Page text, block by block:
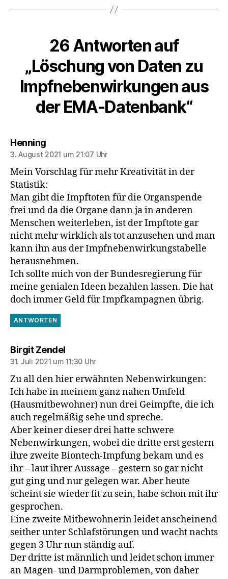
26 Antworten auf
„Löschung von Daten zu
Impfnebenwirkungen aus
der EMA-Datenbank“
Henningsagt:
3. August 2021 um 21:07 Uhr
Mein Vorschlag für mehr Kreativität in der
Statistik:
Man gibt die Impftoten für die Organspende
frei und da die Organe dann ja in anderen
Menschen weiterleben, ist der Impftote gar
nicht mehr wirklich als tot anzusehen und man
kann ihn aus der Impfnebenwirkungstabelle
herausnehmen.
Ich sollte mich von der Bundesregierung für
meine genialen Ideen bezahlen lassen. Die hat
doch immer Geld für Impfkampagnen übrig.
ANTWORTEN
Birgit Zendelsagt:
31. Juli 2021 um 11:30 Uhr
Zu all den hier erwähnten Nebenwirkungen:
Ich habe in meinem ganz nahen Umfeld
(Hausmitbewohner) nun drei Geimpfte, die ich
auch regelmäßig sehe und spreche.
Aber keiner dieser drei hatte schwere
Nebenwirkungen, wobei die dritte erst gestern
ihre zweite Biontech-Impfung bekam und es
ihr – laut ihrer Aussage – gestern so gar nicht
gut ging und nur gelegen war. Aber heute
scheint sie wieder fit zu sein, habe schon mit ihr
gesprochen.
Eine zweite Mitbewohnerin leidet anscheinend
seither unter Schlafstörungen und wacht nachts
gegen 3 Uhr nun ständig auf.
Der dritte ist männlich und leidet schon immer
an Magen- und Darmproblemen, von daher